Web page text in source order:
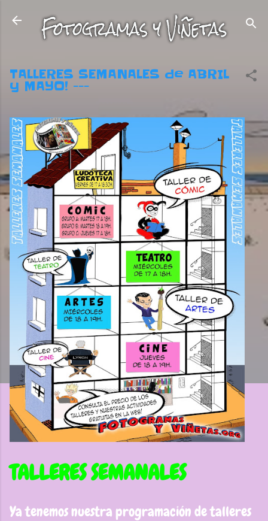
Ir al contenido principal
TALLERES SEMANALES de ABRIL
y MAYO! ---
TALLERES SEMANALES
Ya tenemos nuestra programación de talleres